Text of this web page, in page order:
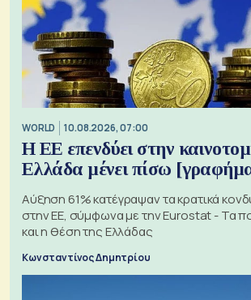
WORLD 10.08.2026, 07:00
Η ΕΕ επενδύει στην
Ελλάδα μένει πίσω
Αύξηση 61% κατέγραψαν τα κρατικά
στην ΕΕ, σύμφωνα με την Eurostat - Τα
και η θέση της Ελλάδας
Κωνσταντίνος Δημητρίου